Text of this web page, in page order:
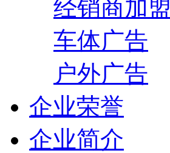
经销商加盟
车体广告
户外广告
企业荣誉
企业简介